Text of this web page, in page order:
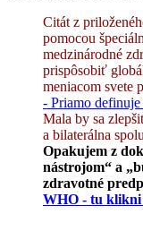
Citát z
pomocou
medzinárodné
prispôsobiť
meniacom svete
- Priamo
Mala by sa
a bilaterálna
Opakujem z
nástrojom“ a
zdravotné
WHO - tu